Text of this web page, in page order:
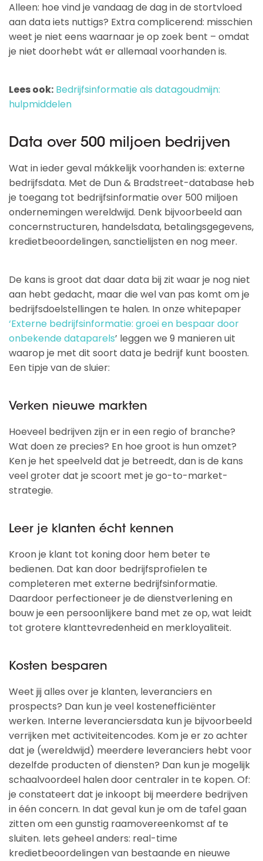
Alleen: hoe vind je vandaag de dag in de stortvloed
aan data iets nuttigs? Extra complicerend: misschien
weet je niet eens waarnaar je op zoek bent – omdat
je niet doorhebt wát er allemaal voorhanden is.
Lees ook: Bedrijfsinformatie als datagoudmijn:
hulpmiddelen
Data over 500 miljoen bedrijven
Wat in ieder geval mákkelijk voorhanden is: externe
bedrijfsdata. Met de Dun & Bradstreet-database heb
je toegang tot bedrijfsinformatie over 500 miljoen
ondernemingen wereldwijd. Denk bijvoorbeeld aan
concernstructuren, handelsdata, betalingsgegevens,
kredietbeoordelingen, sanctielijsten en nog meer.
De kans is groot dat daar data bij zit waar je nog niet
aan hebt gedacht, maar die wel van pas komt om je
bedrijfsdoelstellingen te halen. In onze whitepaper
‘Externe bedrijfsinformatie: groei en bespaar door
onbekende dataparels’ leggen we 9 manieren uit
waarop je met dit soort data je bedrijf kunt boosten.
Een tipje van de sluier:
Verken nieuwe markten
Hoeveel bedrijven zijn er in een regio of branche?
Wat doen ze precies? En hoe groot is hun omzet?
Ken je het speelveld dat je betreedt, dan is de kans
veel groter dat je scoort met je go-to-market-
strategie.
Leer je klanten écht kennen
Kroon je klant tot koning door hem beter te
bedienen. Dat kan door bedrijfsprofielen te
completeren met externe bedrijfsinformatie.
Daardoor perfectioneer je de dienstverlening en
bouw je een persoonlijkere band met ze op, wat leidt
tot grotere klanttevredenheid en merkloyaliteit.
Kosten besparen
Weet jij alles over je klanten, leveranciers en
prospects? Dan kun je veel kostenefficiënter
werken. Interne leveranciersdata kun je bijvoorbeeld
verrijken met activiteitencodes. Kom je er zo achter
dat je (wereldwijd) meerdere leveranciers hebt voor
dezelfde producten of diensten? Dan kun je mogelijk
schaalvoordeel halen door centraler in te kopen. Of:
je constateert dat je inkoopt bij meerdere bedrijven
in één concern. In dat geval kun je om de tafel gaan
zitten om een gunstig raamovereenkomst af te
sluiten. Iets geheel anders: real-time
kredietbeoordelingen van bestaande en nieuwe